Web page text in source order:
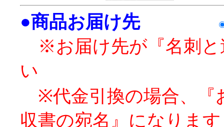
●商品お届け先
※お届け先が『名刺
い
※代金引換の場合、『
収書の宛名』になります